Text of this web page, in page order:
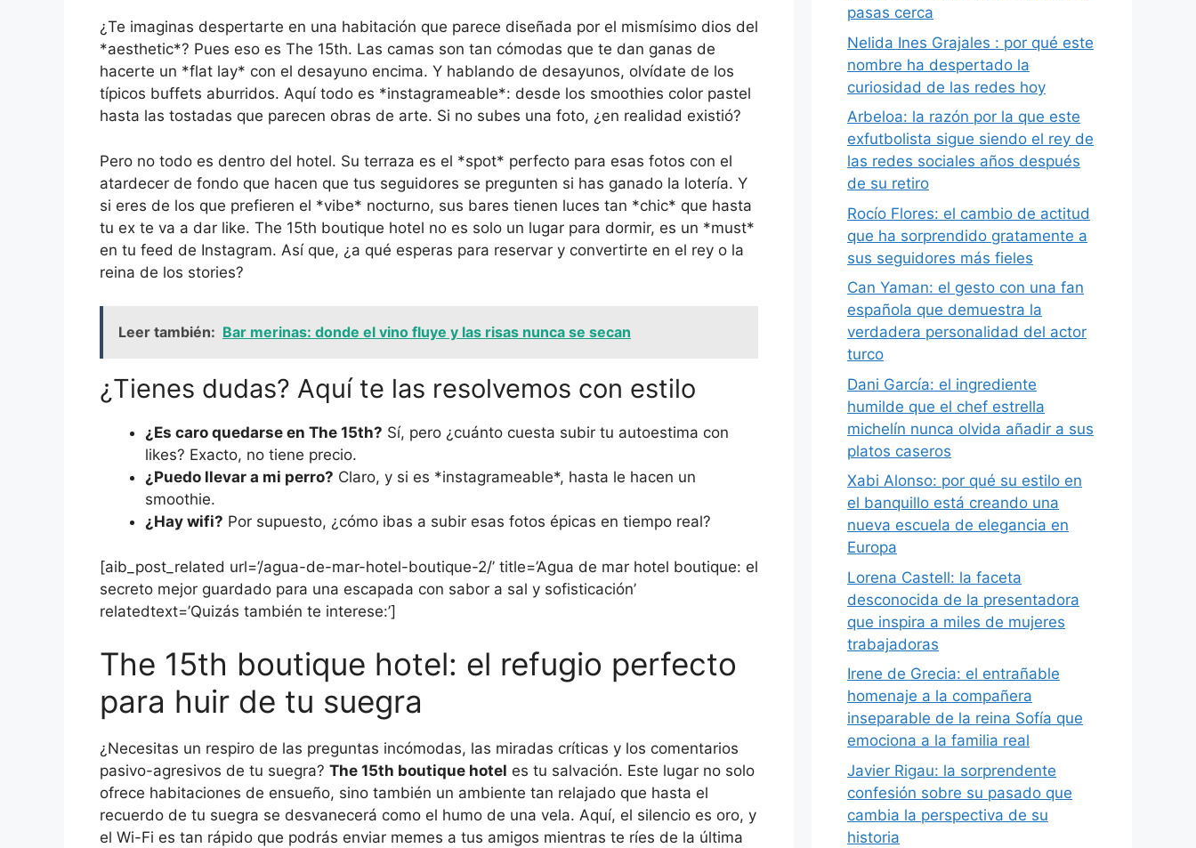
¿Te imaginas despertarte en una habitación que parece diseñada por el mismísimo dios del
*aesthetic*? Pues eso es The 15th. Las camas son tan cómodas que te dan ganas de
hacerte un *flat lay* con el desayuno encima. Y hablando de desayunos, olvídate de los
típicos buffets aburridos. Aquí todo es *instagrameable*: desde los smoothies color pastel
hasta las tostadas que parecen obras de arte. Si no subes una foto, ¿en realidad existió?
Pero no todo es dentro del hotel. Su terraza es el *spot* perfecto para esas fotos con el
atardecer de fondo que hacen que tus seguidores se pregunten si has ganado la lotería. Y
si eres de los que prefieren el *vibe* nocturno, sus bares tienen luces tan *chic* que hasta
tu ex te va a dar like. The 15th boutique hotel no es solo un lugar para dormir, es un *must*
en tu feed de Instagram. Así que, ¿a qué esperas para reservar y convertirte en el rey o la
reina de los stories?
Leer también: Bar merinas: donde el vino fluye y las risas nunca se secan
¿Tienes dudas? Aquí te las resolvemos con estilo
¿Es caro quedarse en The 15th? Sí, pero ¿cuánto cuesta subir tu autoestima con
likes? Exacto, no tiene precio.
¿Puedo llevar a mi perro? Claro, y si es *instagrameable*, hasta le hacen un
smoothie.
¿Hay wifi? Por supuesto, ¿cómo ibas a subir esas fotos épicas en tiempo real?
[aib_post_related url=’/agua-de-mar-hotel-boutique-2/’ title=’Agua de mar hotel boutique: el
secreto mejor guardado para una escapada con sabor a sal y sofisticación’
relatedtext=’Quizás también te interese:’]
The 15th boutique hotel: el refugio perfecto
para huir de tu suegra
¿Necesitas un respiro de las preguntas incómodas, las miradas críticas y los comentarios
pasivo-agresivos de tu suegra? The 15th boutique hotel es tu salvación. Este lugar no solo
ofrece habitaciones de ensueño, sino también un ambiente tan relajado que hasta el
recuerdo de tu suegra se desvanecerá como el humo de una vela. Aquí, el silencio es oro, y
el Wi-Fi es tan rápido que podrás enviar memes a tus amigos mientras te ríes de la última
pasas cerca
Nelida Ines Grajales : por qué este
nombre ha despertado la
curiosidad de las redes hoy
Arbeloa: la razón por la que este
exfutbolista sigue siendo el rey de
las redes sociales años después
de su retiro
Rocío Flores: el cambio de actitud
que ha sorprendido gratamente a
sus seguidores más fieles
Can Yaman: el gesto con una fan
española que demuestra la
verdadera personalidad del actor
turco
Dani García: el ingrediente
humilde que el chef estrella
michelín nunca olvida añadir a sus
platos caseros
Xabi Alonso: por qué su estilo en
el banquillo está creando una
nueva escuela de elegancia en
Europa
Lorena Castell: la faceta
desconocida de la presentadora
que inspira a miles de mujeres
trabajadoras
Irene de Grecia: el entrañable
homenaje a la compañera
inseparable de la reina Sofía que
emociona a la familia real
Javier Rigau: la sorprendente
confesión sobre su pasado que
cambia la perspectiva de su
historia